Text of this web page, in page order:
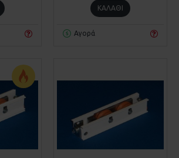
ΚΑΛΆΘΙ
Αγορά